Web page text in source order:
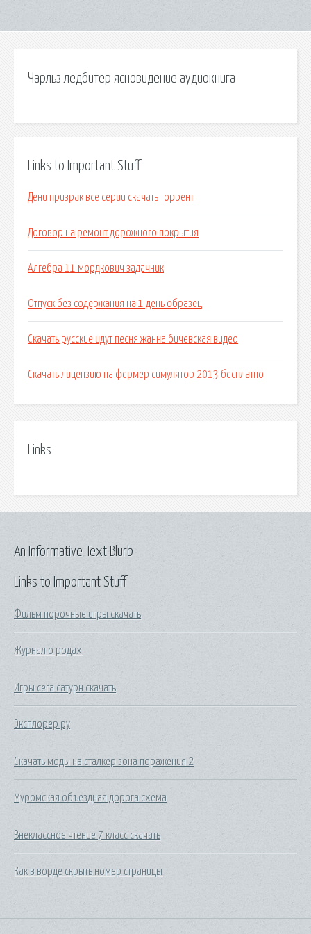
Чарльз ледбитер ясновидение аудиокнига
Links to Important Stuff
Дени призрак все серии скачать торрент
Договор на ремонт дорожного покрытия
Алгебра 11 мордкович задачник
Отпуск без содержания на 1 день образец
Скачать русские идут песня жанна бичевская видео
Скачать лицензию на фермер симулятор 2013 бесплатно
Links
Links to Important Stuff
Фильм порочные игры скачать
Журнал о родах
Игры сега сатурн скачать
Эксплорер ру
Скачать моды на сталкер зона поражения 2
Муромская объездная дорога схема
Внеклассное чтение 7 класс скачать
Как в ворде скрыть номер страницы
An Informative Text Blurb